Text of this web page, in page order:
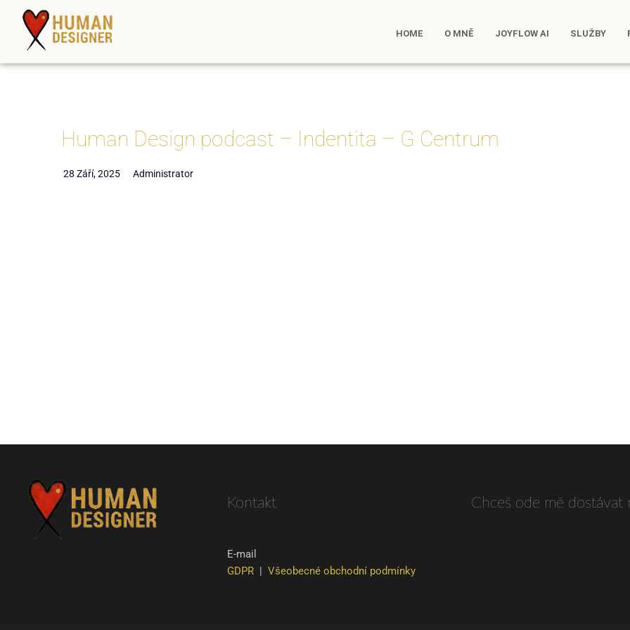
HOME O MNĚ JOYFLOW AI SLUŽBY
Human Design podcast – Indentita – G Centrum
28 Září, 2025 Administrator
Kontakt
E-mail
GDPR| Všeobecné obchodní podmínky
Chceš ode mě dostávat